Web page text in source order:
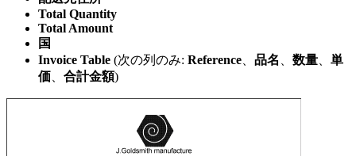
Total Quantity
Total Amount
国
Invoice Table (次の列のみ: Reference 品名 数量
単
価
合計金額)